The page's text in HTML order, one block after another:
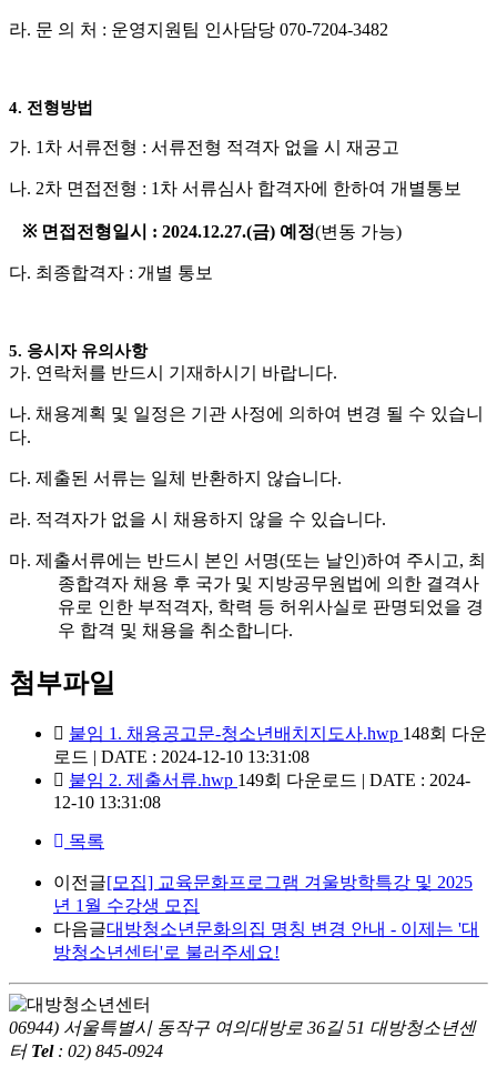
라. 문 의 처 : 운영지원팀 인사담당 070-7204-3482
4. 전형방법
가. 1 차 서류전형 : 서류전형 적격자 없을 시 재공고
나. 2차 면접전형 : 1 차 서류심사 합격자에 한하여 개별통보
※ 면접전형일시 : 2024.12.27.(금) 예정(변동 가능)
다. 최종합격자 : 개별 통보
5. 응시자 유의사항
가. 연락처를 반드시 기재하시기 바랍니다.
나. 채용계획 및 일정은 기관 사정에 의하여 변경 될 수 있습니
다.
다. 제출된 서류는 일체 반환하지 않습니다.
라. 적격자가 없을 시 채용하지 않을 수 있습니다.
마. 제출서류에는 반드시 본인 서명(또는 날인)하여 주시고, 최
종합격자 채용 후 국가 및 지방공무원법에 의한 결격사
유로 인한 부적격자, 학력 등 허위사실로 판명되었을 경
우 합격 및 채용을 취소합니다.
첨부파일
붙임 1. 채용공고문-청소년배치지도사.hwp 148회 다운
로드 | DATE : 2024-12-10 13:31:08
붙임 2. 제출서류.hwp 149회 다운로드 | DATE : 2024-
12-10 13:31:08
목록
이전글[모집] 교육문화프로그램 겨울방학특강 및 2025
년 1월 수강생 모집
다음글대방청소년문화의집 명칭 변경 안내 - 이제는 '대
방청소년센터'로 불러주세요!
06944) 서울특별시 동작구 여의대방로 36길 51 대방청소년센
터 Tel : 02) 845-0924